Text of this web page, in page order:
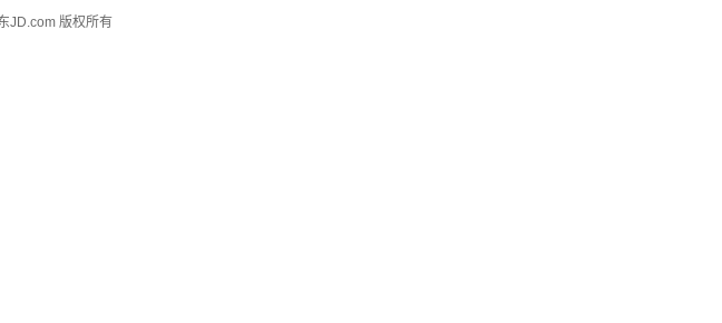
JD.com 版权所有